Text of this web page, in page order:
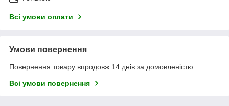
Всі умови оплати
Умови повернення
Повернення товару впродовж 14 днів за домовленістю
Всі умови повернення